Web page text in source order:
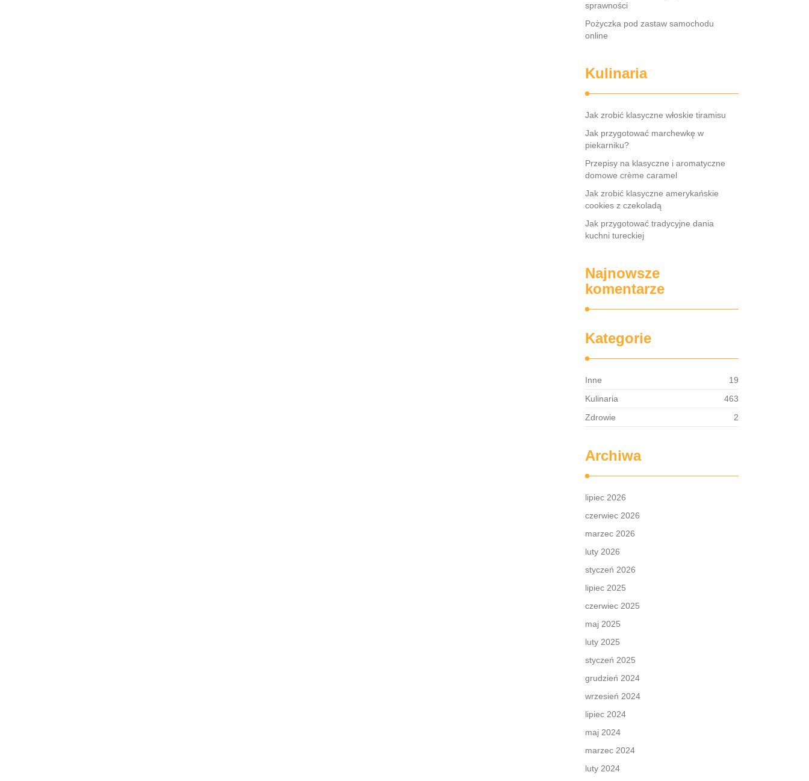
sprawności
Pożyczka pod zastaw samochodu
online
Kulinaria
Jak zrobić klasyczne włoskie tiramisu
Jak przygotować marchewkę w
piekarniku?
Przepisy na klasyczne i aromatyczne
domowe crème caramel
Jak zrobić klasyczne amerykańskie
cookies z czekoladą
Jak przygotować tradycyjne dania
kuchni tureckiej
Najnowsze
komentarze
Kategorie
Inne
19
Kulinaria
463
Zdrowie
2
Archiwa
lipiec 2026
czerwiec 2026
marzec 2026
luty 2026
styczeń 2026
lipiec 2025
czerwiec 2025
maj 2025
luty 2025
styczeń 2025
grudzień 2024
wrzesień 2024
lipiec 2024
maj 2024
marzec 2024
luty 2024